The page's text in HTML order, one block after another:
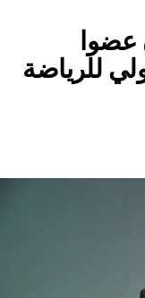
عضوا
للرياضة